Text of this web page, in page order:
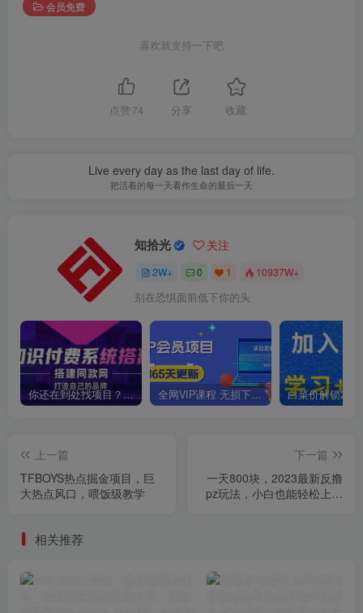
会员免费
喜欢就支持一下吧
点赞 74 分享 收藏
Live every day as the last day of life.
把活着的每一天看作生命的最后一天
知拾光 关注
2W+ 0 1 10937W+
别在恐惧面前低下你的头
你还在到处找项目？还在当韭菜？我靠卖项目一个月收入5万+，曾经我也是个失败者。 全网VIP课程 无损下载~
上一篇
TFBOYS热点掘金项目，巨
大热点风口，喂饭级教学
下一篇
一天800块，2023最新反撸
pz玩法，小白也能轻松上手
相关推荐